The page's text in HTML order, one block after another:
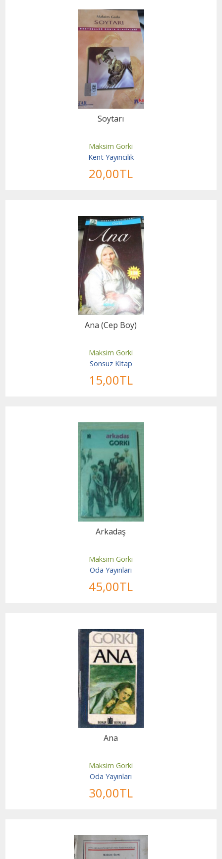
Soytarı
Maksim Gorki
Kent Yayıncılık
20,00TL
Ana (Cep Boy)
Maksim Gorki
Sonsuz Kitap
15,00TL
Arkadaş
Maksim Gorki
Oda Yayınları
45,00TL
Ana
Maksim Gorki
Oda Yayınları
30,00TL